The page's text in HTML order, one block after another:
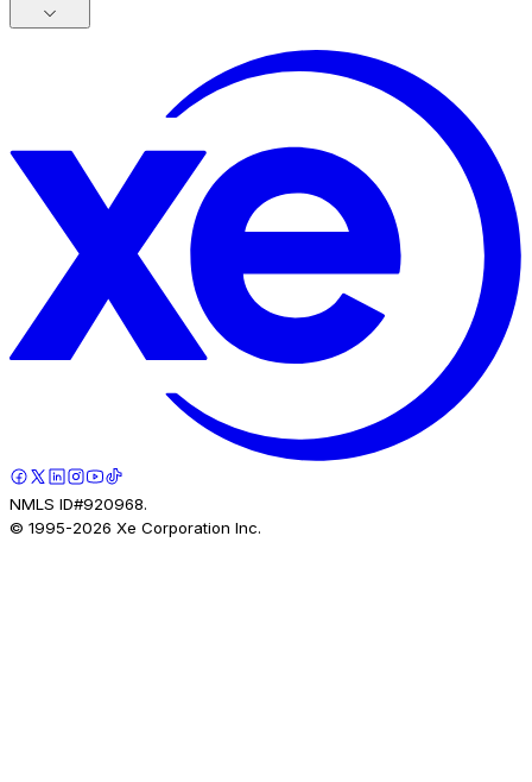
NMLS ID#920968.
© 1995-2026 Xe Corporation Inc.